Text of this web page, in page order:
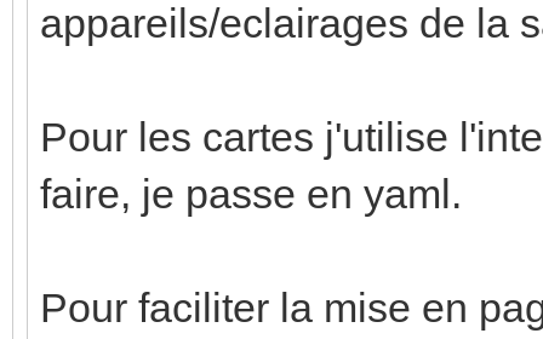
appareils/eclairages de la
Pour les cartes j'utilise
faire, je passe en yaml.
Pour faciliter la mise en